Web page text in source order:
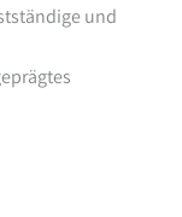
und